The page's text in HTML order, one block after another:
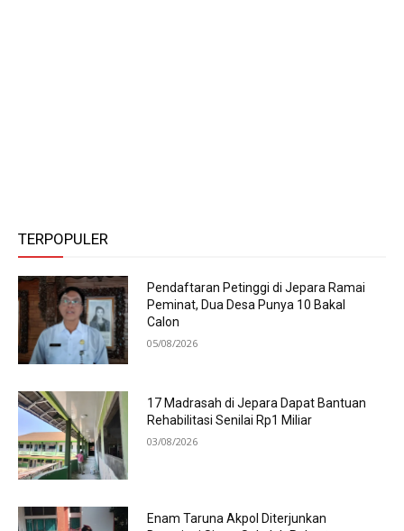
TERPOPULER
Pendaftaran Petinggi di Jepara Ramai
Peminat, Dua Desa Punya 10 Bakal
Calon
05/08/2026
17 Madrasah di Jepara Dapat Bantuan
Rehabilitasi Senilai Rp1 Miliar
03/08/2026
Enam Taruna Akpol Diterjunkan